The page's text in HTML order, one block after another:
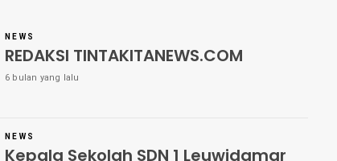
NEWS
REDAKSI TINTAKITANEWS.COM
6 bulan yang lalu
NEWS
Kepala Sekolah SDN 1 Leuwidamar